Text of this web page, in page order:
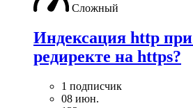
Сложный
Индексация http
редиректе на https?
1 подписчик
08 июн.